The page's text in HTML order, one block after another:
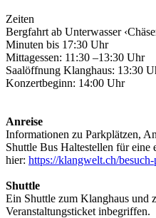
Zeiten
Bergfahrt ab Unterwasser
Minuten bis 17:30 Uhr
Mittagessen: 11:30 –13:30 Uhr
Saalöffnung Klanghaus: 13:30
Konzertbeginn: 14:00 Uhr
Anreise
Informationen zu Parkplätzen,
Shuttle Bus Haltestellen für eine
hier: https://klangwelt.ch/besuch-
Shuttle
Ein Shuttle zum Klanghaus und
Veranstaltungsticket inbegriffen.